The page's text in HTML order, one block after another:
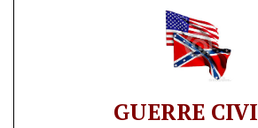
GUERRE